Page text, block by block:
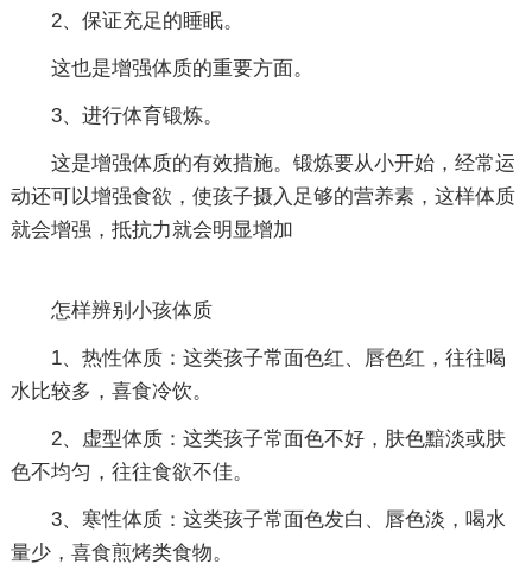
2、保证充足的睡眠。
这也是增强体质的重要方面。
3、进行体育锻炼。
这是增强体质的有效措施。锻炼要从小开始，经常运
动还可以增强食欲，使孩子摄入足够的营养素，这样体质
就会增强，抵抗力就会明显增加
怎样辨别小孩体质
1、热性体质：这类孩子常面色红、唇色红，往往喝
水比较多，喜食冷饮。
2、虚型体质：这类孩子常面色不好，肤色黯淡或肤
色不均匀，往往食欲不佳。
3、寒性体质：这类孩子常面色发白、唇色淡，喝水
量少，喜食煎烤类食物。